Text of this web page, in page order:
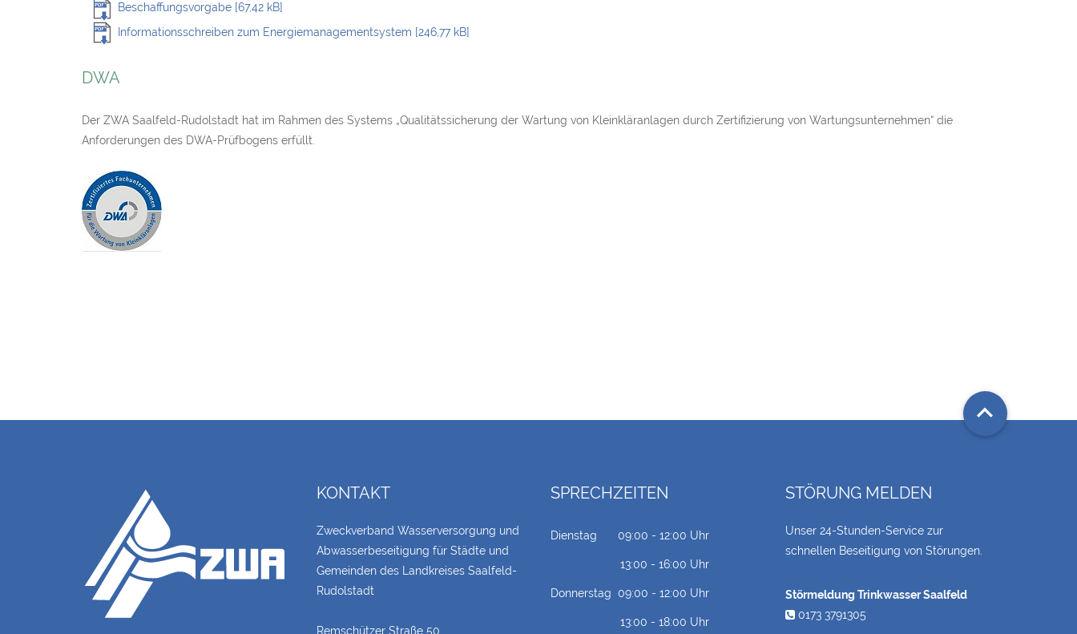
Beschaffungsvorgabe [67,42 kB]
Informationsschreiben zum Energiemanagementsystem [246,77 kB]
DWA
Der ZWA Saalfeld-Rudolstadt hat im Rahmen des Systems „Qualitätssicherung der Wartung von Kleinkläranlagen durch Zertifizierung von Wartungsunternehmen“ die
Anforderungen des DWA-Prüfbogens erfüllt.

KONTAKT
Zweckverband Wasserversorgung und
Abwasserbeseitigung für Städte und
Gemeinden des Landkreises Saalfeld-
Rudolstadt
Remschützer Straße 50
SPRECHZEITEN
Dienstag 09:00 - 12:00 Uhr
13:00 - 16:00 Uhr
Donnerstag 09:00 - 12:00 Uhr
13:00 - 18:00 Uhr
STÖRUNG MELDEN
Unser 24-Stunden-Service zur
schnellen Beseitigung von Störungen.
Störmeldung Trinkwasser Saalfeld
0173 3791305